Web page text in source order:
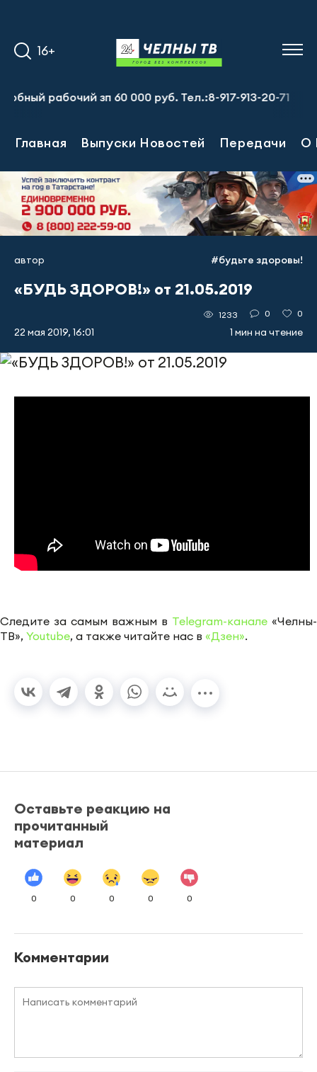
16+
рабочий зп 60 000 руб. Тел.:8-917-913-20-71
Главная Выпуски Новостей Передачи О
автор #будьте здоровы!
«БУДЬ ЗДОРОВ!» от 21.05.2019
22 мая 2019, 16:01
1233 0 0
1 мин на чтение
Следите за самым важным в Telegram-канале «Челны-
ТВ», Youtube, а также читайте нас в «Дзен».
Оставьте реакцию на
прочитанный
материал
0 0 0 0 0
Комментарии